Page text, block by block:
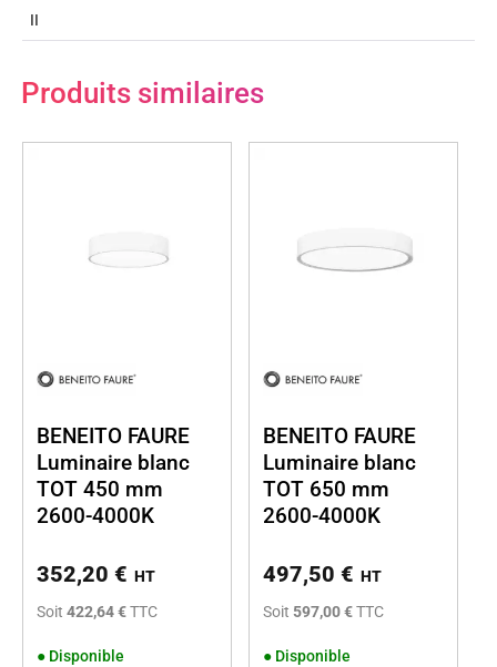
II
Produits similaires
BENEITO FAURE
Luminaire blanc
TOT 450 mm
2600-4000K
352,20 € HT
Soit 422,64 €TTC
● Disponible
BENEITO FAURE
Luminaire blanc
TOT 650 mm
2600-4000K
497,50 € HT
Soit 597,00 €TTC
● Disponible